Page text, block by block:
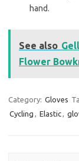
hand.
See also
Flower
Category: Gloves
Cycling , Elastic,